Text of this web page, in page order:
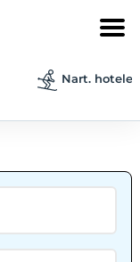
Nart. hotele